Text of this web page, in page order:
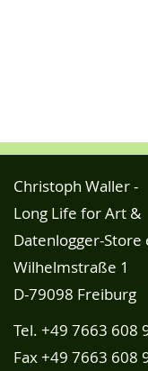
Christoph Waller -
Long Life for Art &
Datenlogger-Store
Wilhelmstraße 1
D-79098 Freiburg
Tel. +49 7663 608
Fax +49 7663 608